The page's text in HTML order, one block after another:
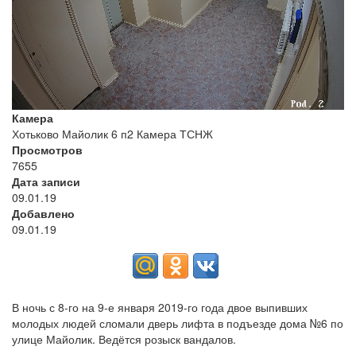
Камера
Хотьково Майолик 6 п2 Камера ТСНЖ
Просмотров
7655
Дата записи
09.01.19
Добавлено
09.01.19
В ночь с 8-го на 9-е января 2019-го года двое выпивших
молодых людей сломали дверь лифта в подъезде дома №6 по
улице Майолик. Ведётся розыск вандалов.